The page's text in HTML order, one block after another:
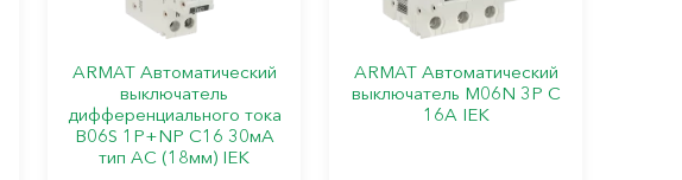
ARMAT Автоматический
выключатель
дифференциального тока
B06S 1P+NP C16 30мА
тип AC (18мм) IEK
ARMAT Автоматический
выключатель M06N 3P C
16А IEK